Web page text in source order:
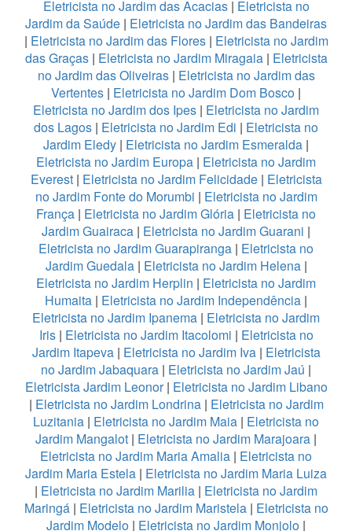
Eletricista no Jardim das Acacias| Eletricista no
Jardim da Saúde | Eletricista no Jardim das Bandeiras
| Eletricista no Jardim das Flores| Eletricista no Jardim
das Graças| Eletricista no Jardim Miragaia| Eletricista
no Jardim das Oliveiras| Eletricista no Jardim das
Vertentes | Eletricista no Jardim Dom Bosco |
Eletricista no Jardim dos Ipes | Eletricista no Jardim
dos Lagos | Eletricista no Jardim Edi | Eletricista no
Jardim Eledy | Eletricista no Jardim Esmeralda |
Eletricista no Jardim Europa | Eletricista no Jardim
Everest| Eletricista no Jardim Felicidade| Eletricista
no Jardim Fonte do Morumbi | Eletricista no Jardim
França | Eletricista no Jardim Glória | Eletricista no
Jardim Guairaca | Eletricista no Jardim Guarani |
Eletricista no Jardim Guarapiranga | Eletricista no
Jardim Guedala| Eletricista no Jardim Helena|
Eletricista no Jardim Herplin | Eletricista no Jardim
Humaita | Eletricista no Jardim Independência |
Eletricista no Jardim Ipanema | Eletricista no Jardim
Iris| Eletricista no Jardim Itacolomi | Eletricista no
Jardim Itapeva| Eletricista no Jardim Iva| Eletricista
no Jardim Jabaquara | Eletricista no Jardim Jaú |
Eletricista Jardim Leonor| Eletricista no Jardim Libano
| Eletricista no Jardim Londrina| Eletricista no Jardim
Luzitania | Eletricista no Jardim Maia | Eletricista no
Jardim Mangalot | Eletricista no Jardim Marajoara |
Eletricista no Jardim Maria Amalia | Eletricista no
Jardim Maria Estela | Eletricista no Jardim Maria Luiza
| Eletricista no Jardim Marilia | Eletricista no Jardim
Maringá| Eletricista no Jardim Maristela| Eletricista no
Jardim Modelo | Eletricista no Jardim Monjolo |